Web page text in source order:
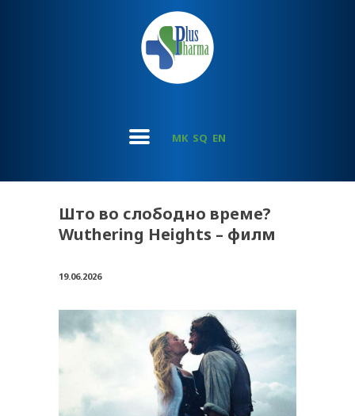
MK SQ EN
Што во слободно време?
Wuthering Heights – филм
19.06.2026